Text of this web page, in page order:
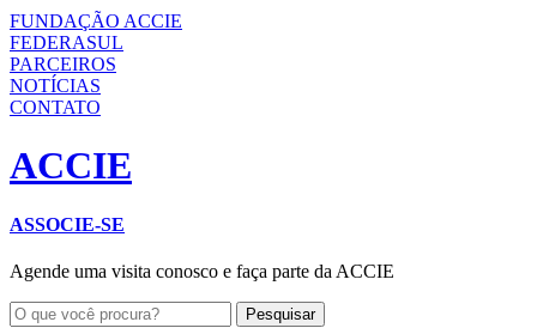
FUNDAÇÃO ACCIE
FEDERASUL
PARCEIROS
NOTÍCIAS
CONTATO
ACCIE
ASSOCIE-SE
Agende uma visita conosco e faça parte da ACCIE